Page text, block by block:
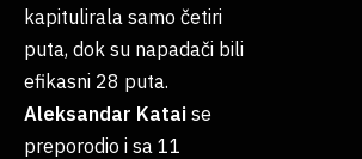
kapitulirala samo četiri
puta, dok su napadači bili
efikasni 28 puta.
Aleksandar Katai se
preporodio i sa 11